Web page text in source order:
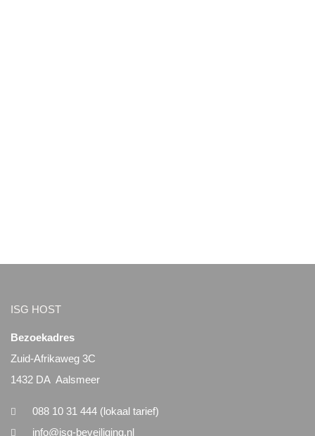
ISG HOST
Bezoekadres
Zuid-Afrikaweg 3C
1432 DA Aalsmeer
088 10 31 444 (lokaal tarief)
info@isg-beveiliging.nl